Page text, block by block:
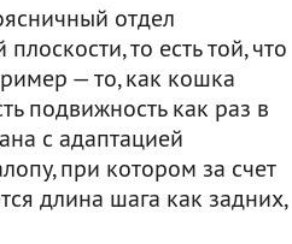
отдел
то есть той, что
— то, как кошка
подвижность как раз в
с адаптацией
при котором за счет
длина шага как задних,